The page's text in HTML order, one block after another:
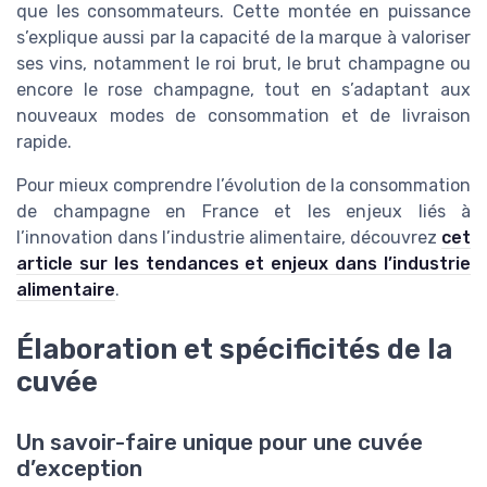
que les consommateurs. Cette montée en puissance
s’explique aussi par la capacité de la marque à valoriser
ses vins, notamment le roi brut, le brut champagne ou
encore le rose champagne, tout en s’adaptant aux
nouveaux modes de consommation et de livraison
rapide.
Pour mieux comprendre l’évolution de la consommation
de champagne en France et les enjeux liés à
l’innovation dans l’industrie alimentaire, découvrez cet
article sur les tendances et enjeux dans l’industrie
alimentaire.
Élaboration et spécificités de la
cuvée
Un savoir-faire unique pour une cuvée
d’exception